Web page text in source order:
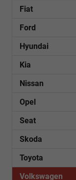
Fiat
Ford
Hyundai
Kia
Nissan
Opel
Seat
Skoda
Toyota
Volkswagen